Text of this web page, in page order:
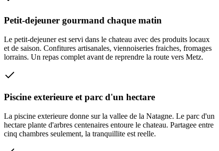
Petit-dejeuner gourmand chaque matin
Le petit-dejeuner est servi dans le chateau avec des produits locaux
et de saison. Confitures artisanales, viennoiseries fraiches, fromages
lorrains. Un repas complet avant de reprendre la route vers Metz.
Piscine exterieure et parc d'un hectare
La piscine exterieure donne sur la vallee de la Natagne. Le parc d'un
hectare plante d'arbres centenaires entoure le chateau. Partagee entre
cinq chambres seulement, la tranquillite est reelle.